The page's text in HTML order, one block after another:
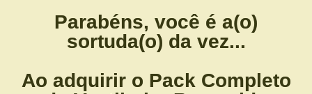
Parabéns, você é a(o)
sortuda(o) da vez...
Ao adquirir o Pack Completo